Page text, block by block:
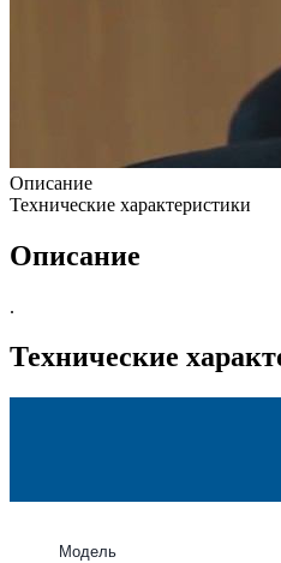
Описание
Технические характеристики
Описание
.
Технические
Модель